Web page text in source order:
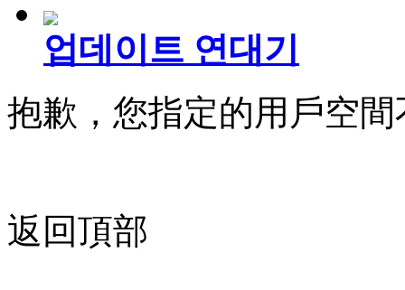
업데이트 연대기
抱歉，您指定的用戶空間
返回頂部